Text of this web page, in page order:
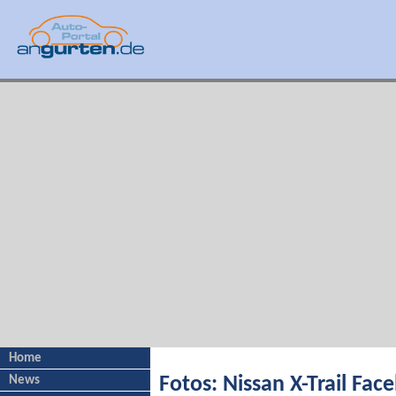
Home
News
Fotos: Nissan X-Trail